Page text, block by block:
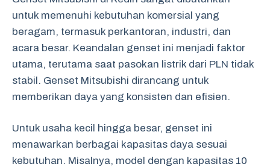
untuk memenuhi kebutuhan komersial yang
beragam, termasuk perkantoran, industri, dan
acara besar. Keandalan genset ini menjadi faktor
utama, terutama saat pasokan listrik dari PLN tidak
stabil. Genset Mitsubishi dirancang untuk
memberikan daya yang konsisten dan efisien.
Untuk usaha kecil hingga besar, genset ini
menawarkan berbagai kapasitas daya sesuai
kebutuhan. Misalnya, model dengan kapasitas 10